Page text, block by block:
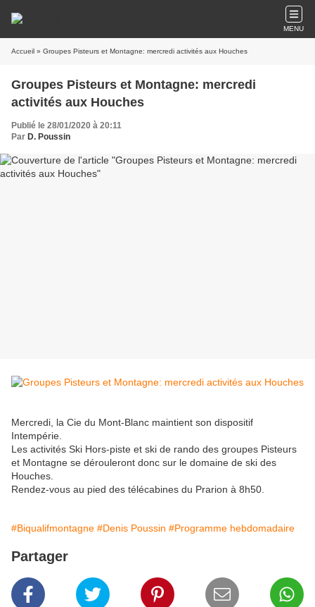
MENU
Accueil » Groupes Pisteurs et Montagne: mercredi activités aux Houches
Groupes Pisteurs et Montagne: mercredi
activités aux Houches
Publié le 28/01/2020 à 20:11
Par D. Poussin
Mercredi, la Cie du Mont-Blanc maintient son dispositif
Intempérie.
Les activités Ski Hors-piste et ski de rando des groupes Pisteurs
et Montagne se dérouleront donc sur le domaine de ski des
Houches.
Rendez-vous au pied des télécabines du Prarion à 8h50.
#Biqualifmontagne #Denis Poussin #Programme hebdomadaire
Partager